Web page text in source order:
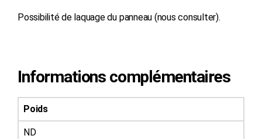
Possibilité de laquage du panneau (nous consulter).
Informations complémentaires
Poids
ND